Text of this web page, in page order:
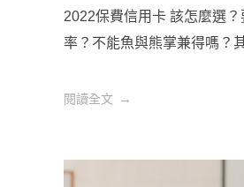
2022保費信用卡 該怎麼選
率？不能魚與熊掌兼得嗎？
閱讀全文